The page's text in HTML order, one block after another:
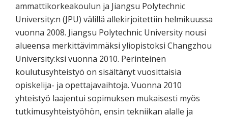
ammattikorkeakoulun ja Jiangsu Polytechnic
University:n (JPU) välillä allekirjoitettiin helmikuussa
vuonna 2008. Jiangsu Polytechnic University nousi
alueensa merkittävimmäksi yliopistoksi Changzhou
University:ksi vuonna 2010. Perinteinen
koulutusyhteistyö on sisältänyt vuosittaisia
opiskelija- ja opettajavaihtoja. Vuonna 2010
yhteistyö laajentui sopimuksen mukaisesti myös
tutkimusyhteistyöhön, ensin tekniikan alalle ja